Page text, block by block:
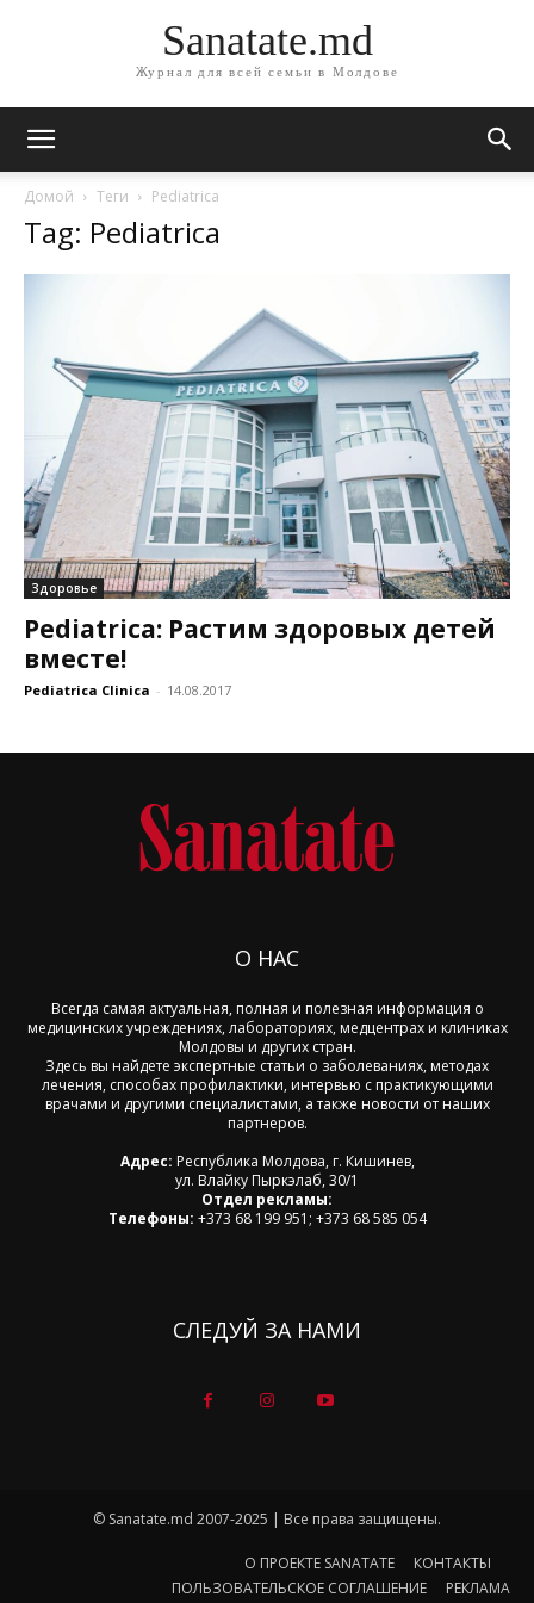
Sanatate.md
Журнал для всей семьи в Молдове
Домой Теги Pediatrica
Tag: Pediatrica
Здоровье
Pediatrica: Растим здоровых детей
вместе!
Pediatrica Clinica - 14.08.2017
О НАС
Всегда самая актуальная, полная и полезная информация о
медицинских учреждениях, лабораториях, медцентрах и клиниках
Молдовы и других стран.
Здесь вы найдете экспертные статьи о заболеваниях, методах
лечения, способах профилактики, интервью с практикующими
врачами и другими специалистами, а также новости от наших
партнеров.
Адрес: Республика Молдова, г. Кишинев,
ул. Влайку Пыркэлаб, 30/1
Отдел рекламы:
Телефоны: +373 68 199 951; +373 68 585 054
СЛЕДУЙ ЗА НАМИ
© Sanatate.md 2007-2025 | Все права защищены.
О ПРОЕКТЕ SANATATE
КОНТАКТЫ
ПОЛЬЗОВАТЕЛЬСКОЕ СОГЛАШЕНИЕ
РЕКЛАМА